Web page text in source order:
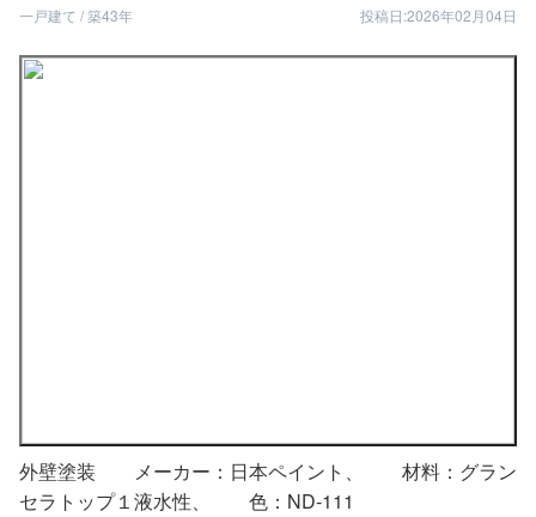
一戸建て / 築43年 投稿日:2026年02月04日
外壁塗装 メーカー：日本ペイント、 材料：グラン
セラトップ１液水性、 色：ND-111